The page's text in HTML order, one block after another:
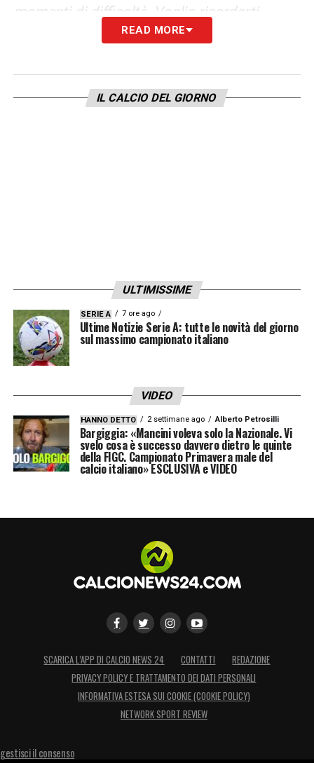
momenti di difficoltà. Voglio ricordarti
sempre con il tuo grande sorriso e spero di
hai indicato»
READ MORE
IL CALCIO DEL GIORNO
ULTIMISSIME
SERIE A 7 ore ago
Ultime Notizie Serie A: tutte le novità del giorno
sul massimo campionato italiano
VIDEO
HANNO DETTO 2 settimane ago Alberto Petrosilli
Bargiggia: «Mancini voleva solo la Nazionale. Vi
svelo cosa è successo davvero dietro le quinte
della FIGC. Campionato Primavera male del
calcio italiano» ESCLUSIVA e VIDEO
SCARICA L’APP DI CALCIO NEWS 24 CONTATTI
REDAZIONE
PRIVACY POLICY E TRATTAMENTO DEI DATI PERSONALI
INFORMATIVA ESTESA SUI COOKIE (COOKIE POLICY)
NETWORK SPORT REVIEW
gestisci il consenso